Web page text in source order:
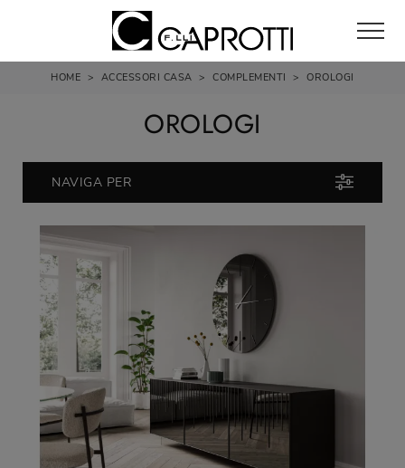
HOME > ACCESSORI CASA > COMPLEMENTI > OROLOGI
OROLOGI
NAVIGA PER